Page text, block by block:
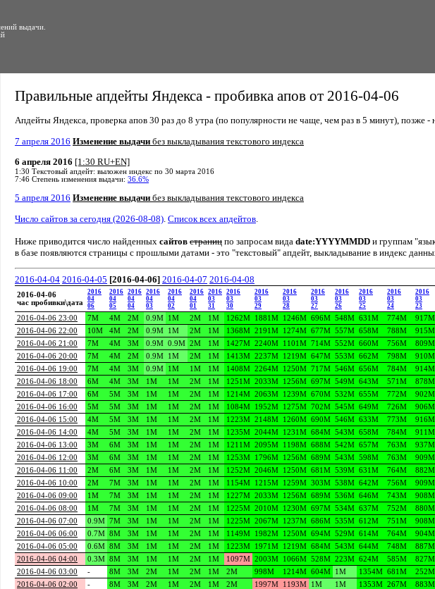
выдачи.
Правильные апдейты Яндекса - пробивка апов от 2016-04-06
Апдейты Яндекса, проверка апов 30 раз до 8 утра (по популярности не чаще, чем раз в 5 минут), позже -
7 апреля 2016 Изменение выдачи без выкладывания текстового индекса
6 апреля 2016 [1:30 RU+EN]
1:30 Текстовый апдейт: выложен индекс по 30 марта 2016
7:46 Степень изменения выдачи: 36.6%
5 апреля 2016 Изменение выдачи без выкладывания текстового индекса
Число сайтов за сегодня (2026-08-08) Список всех апдейтов
Ниже приводится число найденных сайтов страниц по запросам вида date:YYYYMMDD и группам
в базе появляются страницы с прошлыми датами - это "текстовый" апдейт, выкладывание в индекс
2016-04-04 2016-04-05 [2016-04-06] 2016-04-07 2016-04-08
2016-04-06
час пробивки\дата
2016
04
06
2016
04
05
2016
04
04
2016
04
03
2016
04
02
2016
04
01
2016
03
31
2016
03
30
2016
03
29
2016
03
28
2016
03
27
2016
03
26
2016
03
25
2016
03
24
2016
03
23
2016-04-06 23:00 7M 4M 2M 0.9M 1M 2M 1M 1262M 1881M 1246M 696M 548M 631M 774M 917M
2016-04-06 22:00
10M 4M 2M 0.9M 1M 2M 1M 1368M 2191M 1274M 677M 557M 658M 788M 915M
2016-04-06 21:00
7M 4M 3M 0.9M 0.9M 2M 1M 1427M 2240M 1101M 714M 552M 660M 756M 809M
2016-04-06 20:00
7M 4M 2M 0.9M 1M 2M 1M 1413M 2237M 1219M 647M 553M 662M 798M 910M
2016-04-06 19:00
7M 4M 3M 0.9M 1M 1M 1M 1408M 2264M 1250M 717M 546M 656M 784M 914M
2016-04-06 18:00
6M 4M 3M 1M 1M 2M 1M 1251M 2033M 1256M 697M 549M 643M 571M 878M
2016-04-06 17:00
6M 5M 3M 1M 1M 2M 1M 1214M 2063M 1239M 670M 532M 655M 772M 902M
2016-04-06 16:00
5M 5M 3M 1M 1M 2M 1M 1084M 1952M 1275M 702M 545M 649M 726M 906M
2016-04-06 15:00
4M 5M 3M 1M 1M 2M 1M 1223M 2148M 1260M 690M 546M 633M 773M 916M
2016-04-06 14:00
4M 5M 3M 1M 1M 2M 1M 1235M 2044M 1231M 684M 543M 658M 784M 911M
2016-04-06 13:00
3M 6M 3M 1M 1M 2M 1M 1211M 2095M 1198M 688M 542M 657M 763M 937M
2016-04-06 12:00
3M 6M 3M 1M 1M 2M 1M 1253M 1796M 1256M 689M 543M 598M 763M 909M
2016-04-06 11:00
2M 6M 3M 1M 1M 2M 1M 1252M 2046M 1250M 681M 539M 631M 764M 882M
2016-04-06 10:00
2M 7M 3M 1M 1M 2M 1M 1154M 1215M 1259M 303M 538M 642M 756M 909M
2016-04-06 09:00
1M 7M 3M 1M 1M 2M 1M 1227M 2033M 1256M 689M 536M 646M 743M 908M
2016-04-06 08:00
1M 7M 3M 1M 1M 2M 1M 1225M 2010M 1230M 697M 534M 637M 752M 880M
2016-04-06 07:00
0.9M 7M 3M 1M 1M 2M 1M 1225M 2067M 1237M 686M 535M 612M 751M 908M
2016-04-06 06:00
0.7M 8M 3M 1M 1M 2M 1M 1149M 1982M 1250M 694M 529M 614M 764M 904M
2016-04-06 05:00
0.6M 8M 3M 1M 1M 2M 1M 1223M 1971M 1219M 684M 543M 644M 748M 887M
2016-04-06 04:00
0.3M 8M 3M 1M 1M 2M 1M 1097M 2003M 1066M 528M 223M 624M 585M 827M
2016-04-06 03:00
- 8M 3M 2M 1M 2M 1M 2M 998M 1214M 604M 1M 1354M 681M 252M
2016-04-06 02:00
- 8M 3M 2M 1M 2M 1M 2M 1997M 1193M 1M 1M 1353M 267M 883M